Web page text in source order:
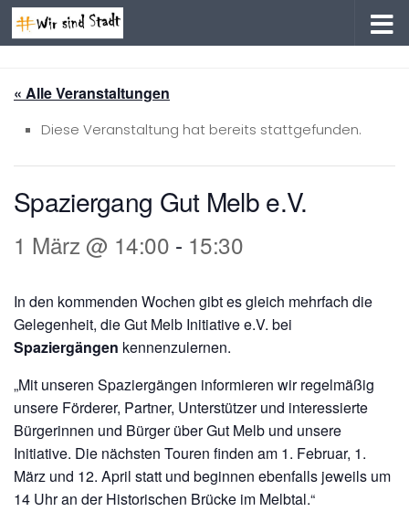
Zum Inhalt springen
« Alle Veranstaltungen
Diese Veranstaltung hat bereits stattgefunden.
Spaziergang Gut Melb e.V.
1 März @ 14:00 - 15:30
In den kommenden Wochen gibt es gleich mehrfach die
Gelegenheit, die Gut Melb Initiative e.V. bei
Spaziergängen kennenzulernen.
„Mit unseren Spaziergängen informieren wir regelmäßig
unsere Förderer, Partner, Unterstützer und interessierte
Bürgerinnen und Bürger über Gut Melb und unsere
Initiative. Die nächsten Touren finden am 1. Februar, 1.
März und 12. April statt und beginnen ebenfalls jeweils um
14 Uhr an der Historischen Brücke im Melbtal.“